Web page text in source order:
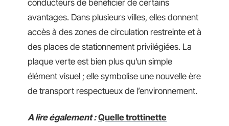
conducteurs de bénéficier de certains
avantages. Dans plusieurs villes, elles donnent
accès à des zones de circulation restreinte et à
des places de stationnement privilégiées. La
plaque verte est bien plus qu’un simple
élément visuel ; elle symbolise une nouvelle ère
de transport respectueux de l’environnement.
A lire également : Quelle trottinette